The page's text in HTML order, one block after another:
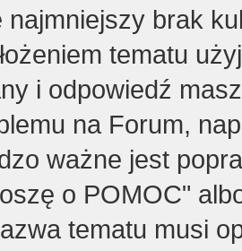
brak
tematu
i odpowiedź
na Forum,
ważne jest
o POMOC"
tematu musi